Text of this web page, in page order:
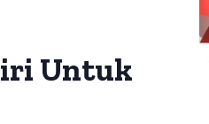
Untuk